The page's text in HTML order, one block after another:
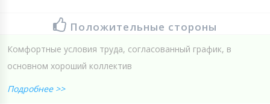
Положительные стороны
Комфортные условия труда, согласованный график, в
основном хороший коллектив
Подробнее >>